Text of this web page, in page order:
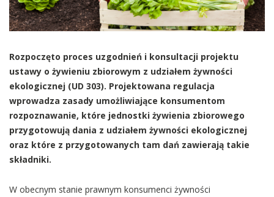
Rozpoczęto proces uzgodnień i konsultacji projektu
ustawy o żywieniu zbiorowym z udziałem żywności
ekologicznej (UD 303). Projektowana regulacja
wprowadza zasady umożliwiające konsumentom
rozpoznawanie, które jednostki żywienia zbiorowego
przygotowują dania z udziałem żywności ekologicznej
oraz które z przygotowanych tam dań zawierają takie
składniki.
W obecnym stanie prawnym konsumenci żywności